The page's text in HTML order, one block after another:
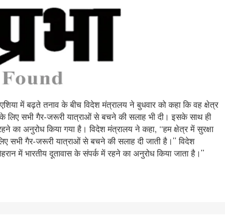
में बढ़ते तनाव के बीच विदेश मंत्रालय ने बुधवार को कहा कि वह क्षेत्र
लिए सभी गैर-जरूरी यात्राओं से बचने की सलाह भी दी। इसके साथ ही
का अनुरोध किया गया है। विदेश मंत्रालय ने कहा, ‘‘हम क्षेत्र में सुरक्षा
सभी गैर-जरूरी यात्राओं से बचने की सलाह दी जाती है।’’ विदेश
में भारतीय दूतावास के संपर्क में रहने का अनुरोध किया जाता है।’’